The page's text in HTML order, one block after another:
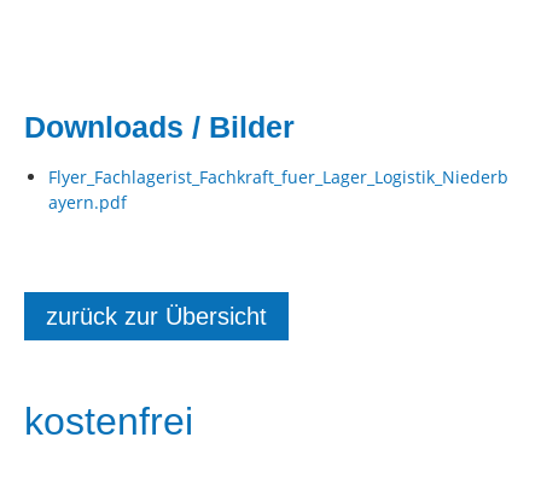
Downloads / Bilder
Flyer_Fachlagerist_Fachkraft_fuer_Lager_Logistik_Niederb
ayern.pdf
zurück zur Übersicht
kostenfrei